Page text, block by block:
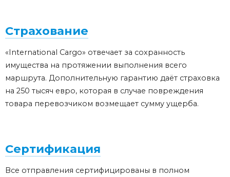
Страхование
«International Cargo» отвечает за сохранность
имущества на протяжении выполнения всего
маршрута. Дополнительную гарантию даёт страховка
на 250 тысяч евро, которая в случае повреждения
товара перевозчиком возмещает сумму ущерба.
Сертификация
Все отправления сертифицированы в полном